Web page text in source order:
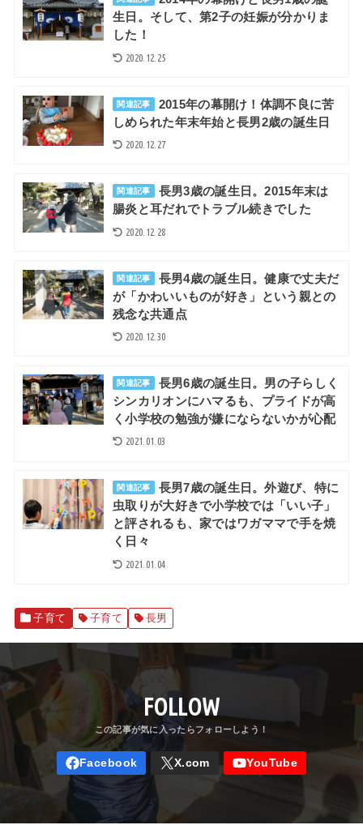
生日。そして、第2子の妊娠が分かりま
した！
2020.12.25
関連記事
2015年の幕開け！体調不良に苦
しめられた年末年始と長男2歳の誕生日
2020.12.27
関連記事
長男3歳の誕生日。2015年末は
腸炎と耳だれでトラブル続きでした
2020.12.28
関連記事
長男4歳の誕生日。健康で丈夫だ
が「かわいいものが好き」という親との
残念な共通点
2020.12.30
関連記事
長男6歳の誕生日。男の子らしく
シンカリオンにハマるも、プライドが高
く小学校の勉強が嫌にならないかが心配
2021.01.03
関連記事
長男7歳の誕生日。外遊び、特に
虫取りが大好きで小学校では「いい子」
と評されるも、家ではワガママで手を焼
く日々
2021.01.04
子育て 子育て 長男
FOLLOW